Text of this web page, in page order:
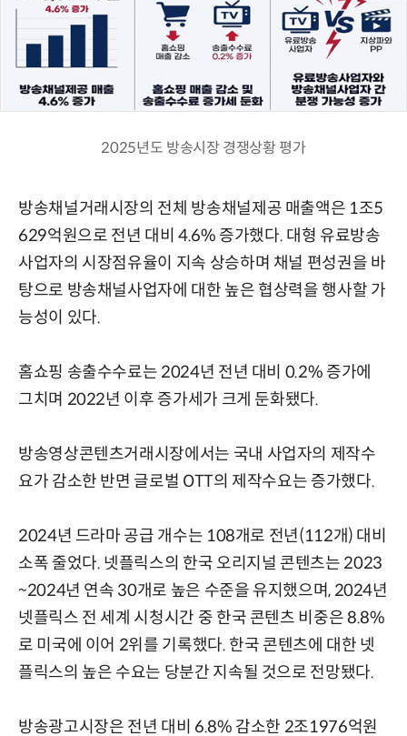
2025년도 방송시장 경쟁상황 평가
방송채널거래시장의 전체 방송채널제공 매출액은 1조5
629억원으로 전년 대비 4.6% 증가했다. 대형 유료방송
사업자의 시장점유율이 지속 상승하며 채널 편성권을 바
탕으로 방송채널사업자에 대한 높은 협상력을 행사할 가
능성이 있다.
홈쇼핑 송출수수료는 2024년 전년 대비 0.2% 증가에
그치며 2022년 이후 증가세가 크게 둔화됐다.
방송영상콘텐츠거래시장에서는 국내 사업자의 제작수
요가 감소한 반면 글로벌 OTT의 제작수요는 증가했다.
2024년 드라마 공급 개수는 108개로 전년(112개) 대비
소폭 줄었다. 넷플릭스의 한국 오리지널 콘텐츠는 2023
~2024년 연속 30개로 높은 수준을 유지했으며, 2024년
넷플릭스 전 세계 시청시간 중 한국 콘텐츠 비중은 8.8%
로 미국에 이어 2위를 기록했다. 한국 콘텐츠에 대한 넷
플릭스의 높은 수요는 당분간 지속될 것으로 전망됐다.
방송광고시장은 전년 대비 6.8% 감소한 2조1976억원